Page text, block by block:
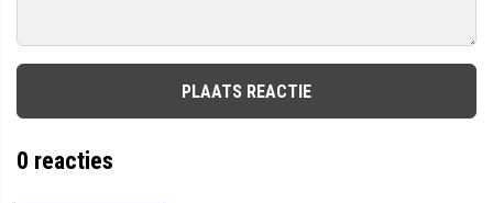
PLAATS REACTIE
0 reacties